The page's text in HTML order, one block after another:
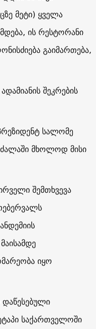
მეტი) ყველა
ის რესტორანი
გაიმართება,
შეკრების
სალომე
ძალაში მხოლოდ მისი
შემთხვევა
იყო
საქართველოში